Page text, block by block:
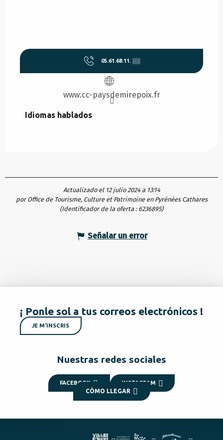
05.61.68.11. ▒▒
www.cc-paysdemirepoix.fr
Idiomas hablados
Idiomas hablados
Actualizado el 12 julio 2024 a 13:14
por Office de Tourisme, Culture et Patrimoine en Pyrénées Cathares
(Identificador de la oferta : 6236895)
Señalar un error
¡ Ponle sol a tus correos electrónicos !
JE M'INSCRIS
Nuestras redes sociales
FACEBOOK INSTAGRAM
CÓMO LLEGAR